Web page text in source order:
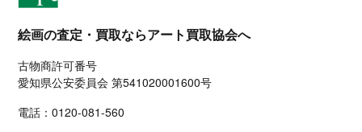
絵画の査定・買取ならアート買取協会へ
古物商許可番号
愛知県公安委員会 第541020001600号
電話：0120-081-560